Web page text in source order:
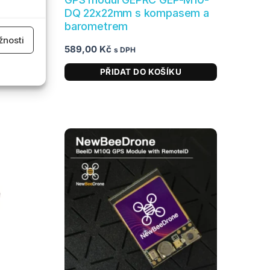
aktivní
DQ 22x22mm s kompasem a
barometrem
589,00 Kč s DPH
PŘIDAT DO KOŠÍKU